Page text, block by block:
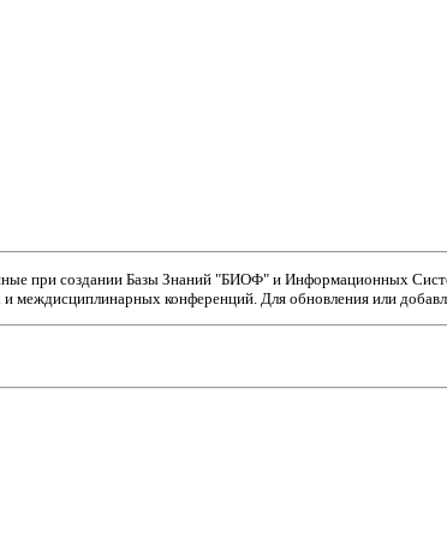
при создании Базы Знаний "БИОФ" и Информационных
междисциплинарных конференций. Для обновления или